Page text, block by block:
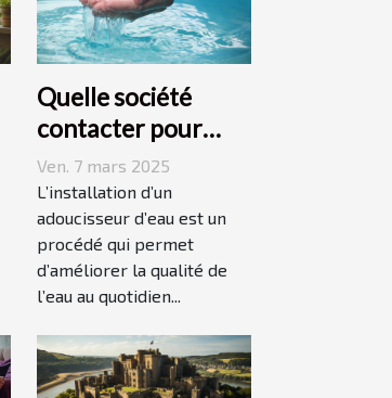
Quelle société
contacter pour
l'installation d'un
adoucisseur d'eau ?
Ven. 7 mars 2025
L’installation d’un
adoucisseur d’eau est un
procédé qui permet
d’améliorer la qualité de
l’eau au quotidien...